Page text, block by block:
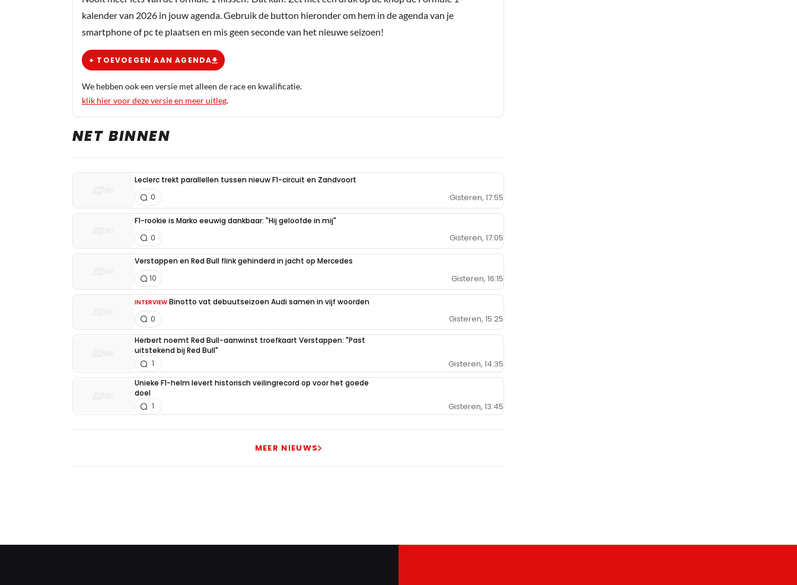
kalender van 2026 in jouw agenda. Gebruik de button hieronder om hem in de agenda van je
smartphone of pc te plaatsen en mis geen seconde van het nieuwe seizoen!
+ TOEVOEGEN AAN AGENDA
We hebben ook een versie met alleen de race en kwalificatie.
klik hier voor deze versie en meer uitleg.
NET BINNEN
Leclerc trekt parallellen tussen nieuw F1-circuit en Zandvoort
Gisteren, 17:55
0
F1-rookie is Marko eeuwig dankbaar: "Hij geloofde in mij"
Gisteren, 17:05
0
Verstappen en Red Bull flink gehinderd in jacht op Mercedes
Gisteren, 16:15
10
INTERVIEW Binotto vat debuutseizoen Audi samen in vijf woorden
Gisteren, 15:25
0
Herbert noemt Red Bull-aanwinst troefkaart Verstappen: "Past
uitstekend bij Red Bull"
Gisteren, 14:35
1
Unieke F1-helm levert historisch veilingrecord op voor het goede
doel
Gisteren, 13:45
1
MEER NIEUWS